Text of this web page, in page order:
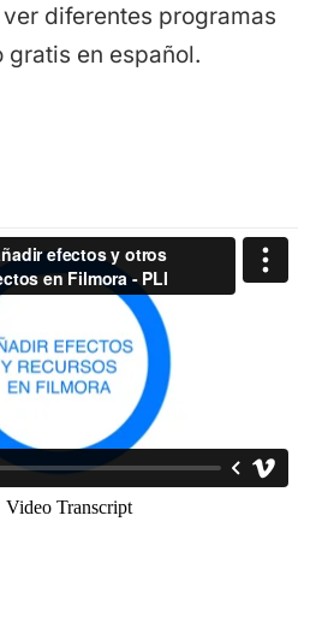
diferentes programas
en español.